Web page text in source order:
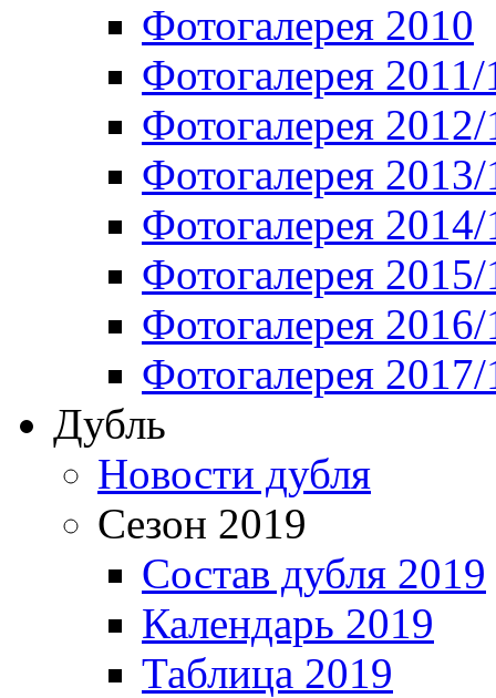
Фотогалерея 2010
Фотогалерея 2011/
Фотогалерея
Фотогалерея
Фотогалерея
Фотогалерея
Фотогалерея
Фотогалерея
Дубль
Новости дубля
Сезон 2019
Состав дубля 2019
Календарь 2019
Таблица 2019